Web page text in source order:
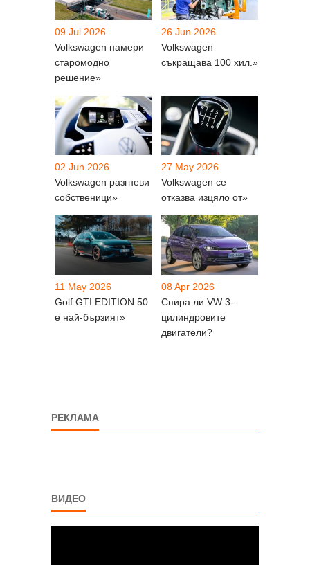
09 Jul 2026
Volkswagen намери
старомодно
решение»
26 Jun 2026
Volkswagen
съкращава 100 хил.»
02 Jun 2026
Volkswagen разгневи
собственици»
27 May 2026
Volkswagen се
отказва изцяло от»
11 May 2026
Golf GTI EDITION 50
е най-бързият»
08 Apr 2026
Спира ли VW 3-
цилиндровите
двигатели?
РЕКЛАМА
ВИДЕО